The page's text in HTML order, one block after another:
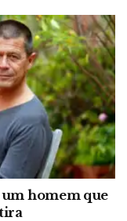
um homem que